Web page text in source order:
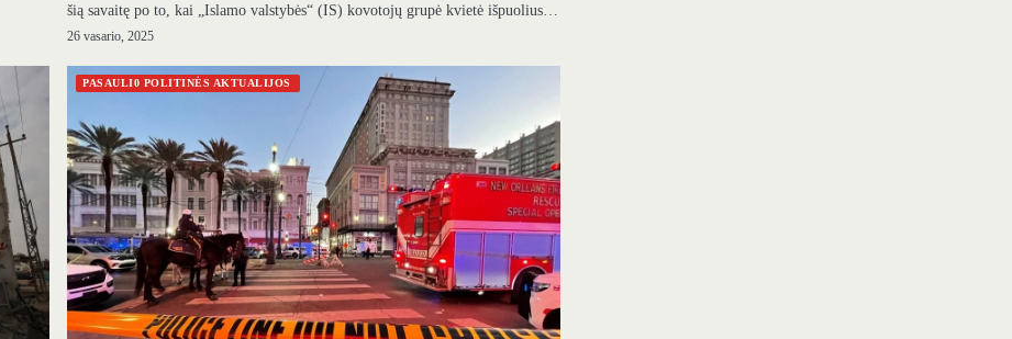
šią savaitę po to, kai „Islamo valstybės“ (IS) kovotojų grupė kvietė išpuolius…
26 vasario, 2025
PASAULI0 POLITINĖS AKTUALIJOS